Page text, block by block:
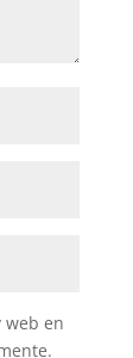
web en